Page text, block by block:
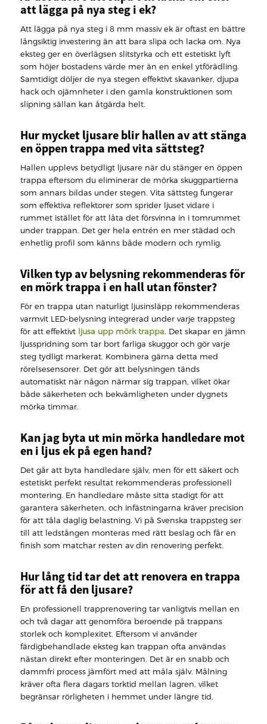
att lägga på nya steg i ek?
Att lägga på nya steg i 8 mm massiv ek är oftast en bättre
långsiktig investering än att bara slipa och lacka om. Nya
eksteg ger en överlägsen slitstyrka och ett estetiskt lyft
som höjer bostadens värde mer än en enkel ytförädling.
Samtidigt döljer de nya stegen effektivt skavanker, djupa
hack och ojämnheter i den gamla konstruktionen som
slipning sällan kan åtgärda helt.
Hur mycket ljusare blir hallen av att stänga
en öppen trappa med vita sättsteg?
Hallen upplevs betydligt ljusare när du stänger en öppen
trappa eftersom du eliminerar de mörka skuggpartierna
som annars bildas under stegen. Vita sättsteg fungerar
som effektiva reflektorer som sprider ljuset vidare i
rummet istället för att låta det försvinna in i tomrummet
under trappan. Det ger hela entrén en mer städad och
enhetlig profil som känns både modern och rymlig.
Vilken typ av belysning rekommenderas för
en mörk trappa i en hall utan fönster?
För en trappa utan naturligt ljusinsläpp rekommenderas
varmvit LED-belysning integrerad under varje trappsteg
för att effektivt ljusa upp mörk trappa. Det skapar en jämn
ljusspridning som tar bort farliga skuggor och gör varje
steg tydligt markerat. Kombinera gärna detta med
rörelsesensorer. Det gör att belysningen tänds
automatiskt när någon närmar sig trappan, vilket ökar
både säkerheten och bekvämligheten under dygnets
mörka timmar.
Kan jag byta ut min mörka handledare mot
en i ljus ek på egen hand?
Det går att byta handledare själv, men för ett säkert och
estetiskt perfekt resultat rekommenderas professionell
montering. En handledare måste sitta stadigt för att
garantera säkerheten, och infästningarna kräver precision
för att tåla daglig belastning. Vi på Svenska trappsteg ser
till att ledstången monteras med rätt beslag och får en
finish som matchar resten av din renovering perfekt.
Hur lång tid tar det att renovera en trappa
för att få den ljusare?
En professionell trapprenovering tar vanligtvis mellan en
och två dagar att genomföra beroende på trappans
storlek och komplexitet. Eftersom vi använder
färdigbehandlade eksteg kan trappan ofta användas
nästan direkt efter monteringen. Det är en snabb och
dammfri process jämfört med att måla själv. Målning
kräver ofta flera dagars torktid mellan lagren, vilket
begränsar rörligheten i hemmet under längre tid.